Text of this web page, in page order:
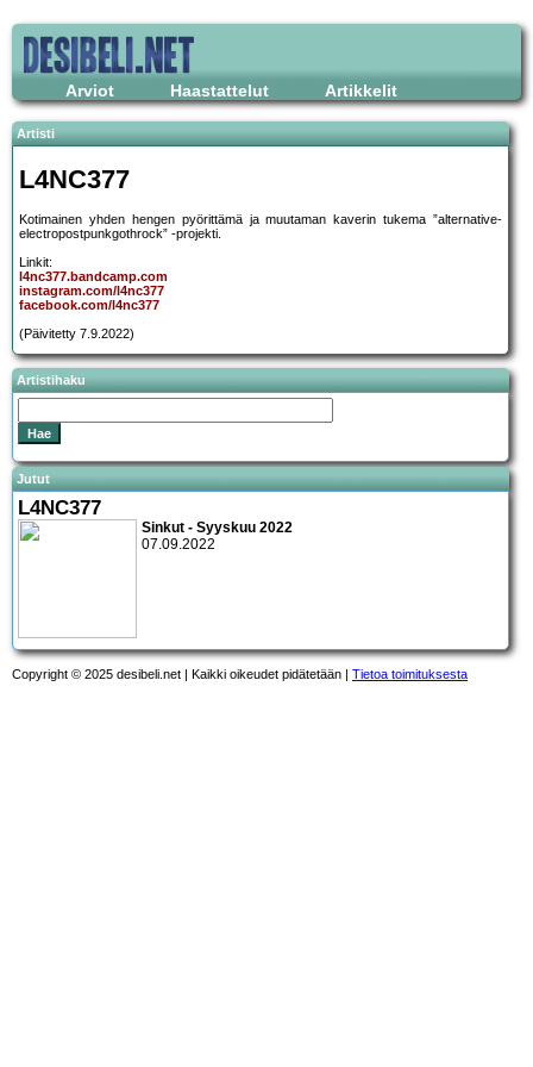
Arviot Haastattelut Artikkelit
Artisti
L4NC377
Kotimainen yhden hengen pyörittämä ja muutaman kaverin tukema ”alternative-
electropostpunkgothrock” -projekti.
Linkit:
l4nc377.bandcamp.com
instagram.com/l4nc377
facebook.com/l4nc377
(Päivitetty 7.9.2022)
Artistihaku
Jutut
L4NC377
Sinkut - Syyskuu 2022
07.09.2022
Copyright © 2025 desibeli.net | Kaikki oikeudet pidätetään | Tietoa toimituksesta